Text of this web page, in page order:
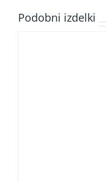
Podobni izdelki